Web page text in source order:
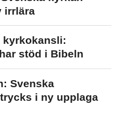
irrlära
kyrkokansli:
stöd i Bibeln
Svenska
i ny upplaga